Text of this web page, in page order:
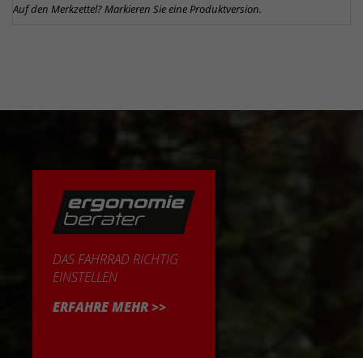
Auf den Merkzettel? Markieren Sie eine Produktversion.
DAS FAHRRAD RICHTIG
EINSTELLEN
ERFAHRE MEHR >>